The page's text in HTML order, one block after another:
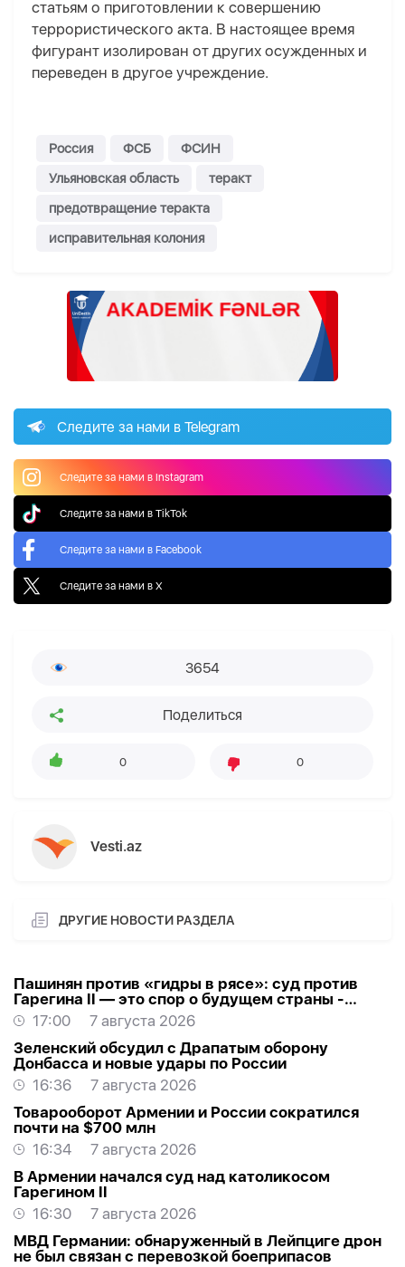
статьям о приготовлении к совершению
террористического акта. В настоящее время
фигурант изолирован от других осужденных и
переведен в другое учреждение.
Россия ФСБ
ФСИН
Ульяновская область
теракт
предотвращение теракта
исправительная колония
Следите за нами в Telegram
Следите за нами в Instagram
Следите за нами в TikTok
Следите за нами в Facebook
Следите за нами в X
3654
Поделиться
0 0
Vesti.az
ДРУГИЕ НОВОСТИ РАЗДЕЛА
Пашинян против «гидры в рясе»: суд против
Гарегина II — это спор о будущем страны -
МНЕНИЕ
17:00
7 августа 2026
Зеленский обсудил с Драпатым оборону
Донбасса и новые удары по России
16:36
7 августа 2026
Товарооборот Армении и России сократился
почти на $700 млн
16:34
7 августа 2026
В Армении начался суд над католикосом
Гарегином II
16:30
7 августа 2026
МВД Германии: обнаруженный в Лейпциге дрон
не был связан с перевозкой боеприпасов